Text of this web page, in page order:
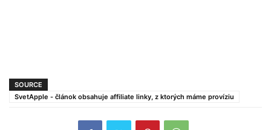
SOURCE
SvetApple - článok obsahuje affiliate linky, z ktorých máme províziu